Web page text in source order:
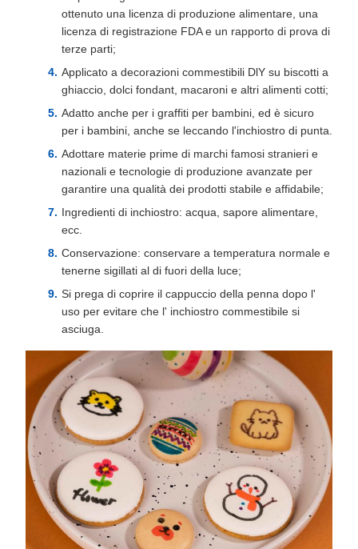
ottenuto una licenza di produzione alimentare, una
licenza di registrazione FDA e un rapporto di prova di
terze parti;
Applicato a decorazioni commestibili DlY su biscotti a
ghiaccio, dolci fondant, macaroni e altri alimenti cotti;
Adatto anche per i graffiti per bambini, ed è sicuro
per i bambini, anche se leccando l'inchiostro di punta.
Adottare materie prime di marchi famosi stranieri e
nazionali e tecnologie di produzione avanzate per
garantire una qualità dei prodotti stabile e affidabile;
Ingredienti di inchiostro: acqua, sapore alimentare,
ecc.
Conservazione: conservare a temperatura normale e
tenerne sigillati al di fuori della luce;
Si prega di coprire il cappuccio della penna dopo l'
uso per evitare che l' inchiostro commestibile si
asciuga.